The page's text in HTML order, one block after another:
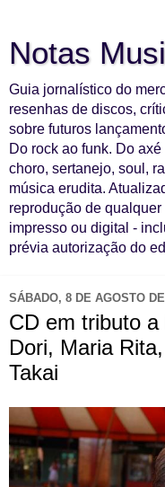
Notas
Guia jornalístico do
resenhas de discos,
sobre futuros
Do rock ao funk. Do
choro, sertanejo, soul,
música erudita.
reprodução de
impresso ou digital -
prévia autorização do
SÁBADO, 8 DE AGOSTO
CD em tributo
Dori, Maria
Takai